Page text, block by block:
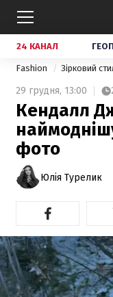
24 КАНАЛ
Fashion Зірковий
29 грудня, 13:00
Кендалл
фото
Юлія Турелик